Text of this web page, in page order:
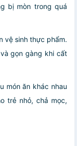
bị mòn trong quá
vệ sinh thực phẩm.
gọn gàng khi cất
món ăn khác nhau
trẻ nhỏ, chả mọc,